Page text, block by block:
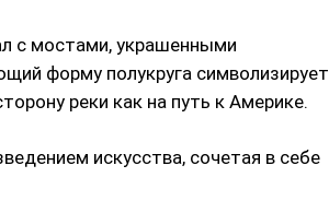
с мостами, украшенными
форму полукруга символизирует
реки как на путь к Америке.
искусства, сочетая в себе